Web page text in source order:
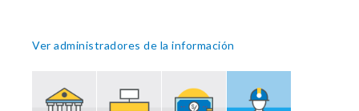
Ver administradores de la información